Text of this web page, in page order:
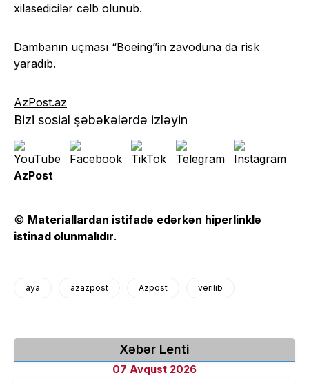
xilasedicilər cəlb olunub.
Dambanın uçması “Boeing”in zavoduna da risk
yaradıb.
AzPost.az
Bizi sosial şəbəkələrdə izləyin
AzPost
© Materiallardan istifadə edərkən hiperlinklə
istinad olunmalıdır.
aya azazpost Azpost verilib
Xəbər Lenti
07 Avqust 2026